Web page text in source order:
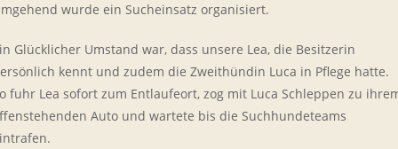
wurde ein Sucheinsatz organisiert.
Glücklicher Umstand war, dass unsere Lea, die Besitzerin
kennt und zudem die Zweithündin Luca in Pflege hatte.
fuhr Lea sofort zum Entlaufeort, zog mit Luca Schleppen zu
Auto und wartete bis die Suchhundeteams